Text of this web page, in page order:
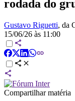
rodada do
Gustavo Riguetti, da
15/06/26 às 11:00
Compartilhar matéria